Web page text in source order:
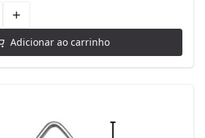
Adicionar ao carrinho